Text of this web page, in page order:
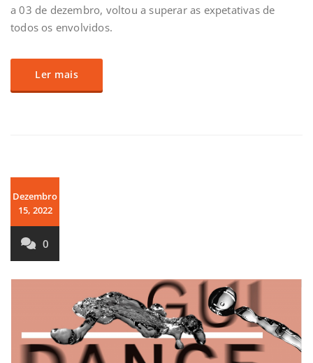
a 03 de dezembro, voltou a superar as expetativas de
todos os envolvidos.
Ler mais
Dezembro
15, 2022
0